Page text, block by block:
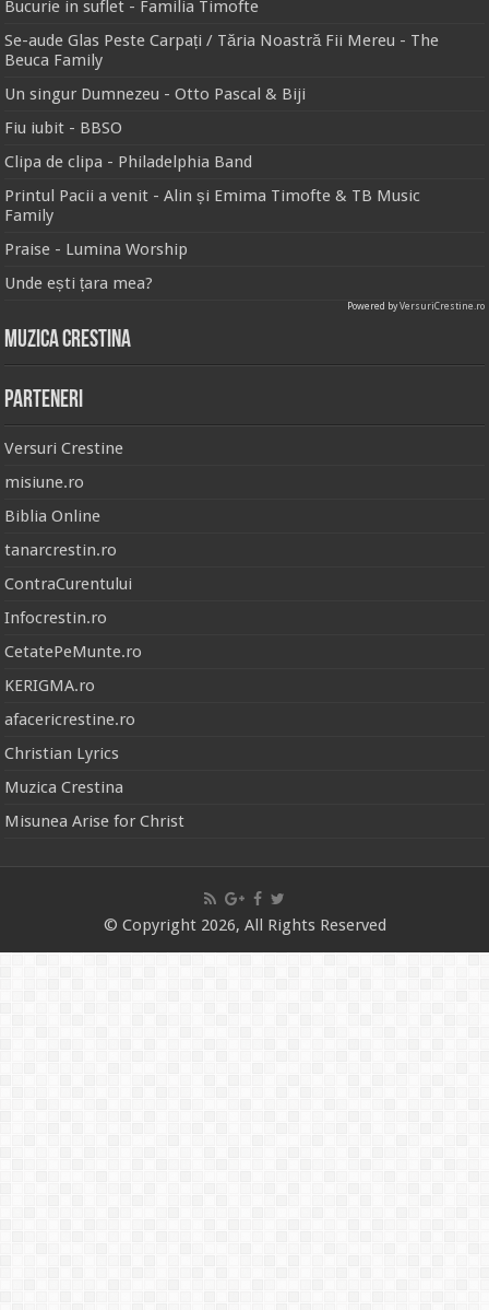
Bucurie in suflet - Familia Timofte
Se-aude Glas Peste Carpați / Tăria Noastră Fii Mereu - The
Beuca Family
Un singur Dumnezeu - Otto Pascal & Biji
Fiu iubit - BBSO
Clipa de clipa - Philadelphia Band
Printul Pacii a venit - Alin și Emima Timofte & TB Music
Family
Praise - Lumina Worship
Unde ești țara mea?
Powered byVersuriCrestine.ro
Muzica Crestina
Parteneri
Versuri Crestine
misiune.ro
Biblia Online
tanarcrestin.ro
ContraCurentului
Infocrestin.ro
CetatePeMunte.ro
KERIGMA.ro
afacericrestine.ro
Christian Lyrics
Muzica Crestina
Misunea Arise for Christ
© Copyright 2026, All Rights Reserved